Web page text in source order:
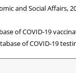
and Social Affairs,
of COVID-19
of COVID-19